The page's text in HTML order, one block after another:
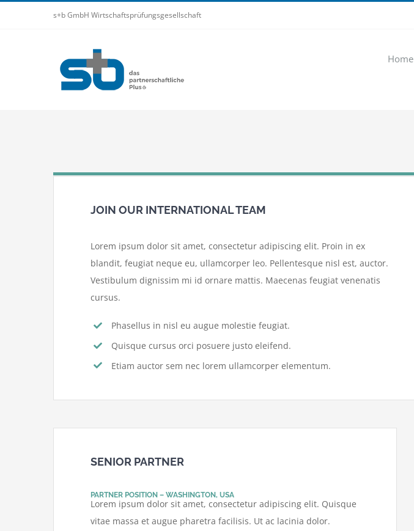
s+b GmbH Wirtschaftsprüfungsgesellschaft
Home
JOIN OUR INTERNATIONAL TEAM
Lorem ipsum dolor sit amet, consectetur adipiscing elit. Proin in ex
blandit, feugiat neque eu, ullamcorper leo. Pellentesque nisl est, auctor.
Vestibulum dignissim mi id ornare mattis. Maecenas feugiat venenatis
cursus.
Phasellus in nisl eu augue molestie feugiat.
Quisque cursus orci posuere justo eleifend.
Etiam auctor sem nec lorem ullamcorper elementum.
SENIOR PARTNER
PARTNER POSITION – WASHINGTON, USA
Lorem ipsum dolor sit amet, consectetur adipiscing elit. Quisque
vitae massa et augue pharetra facilisis. Ut ac lacinia dolor.